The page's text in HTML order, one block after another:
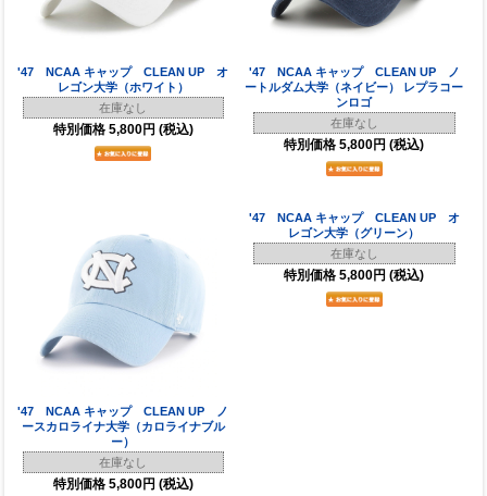
'47 NCAA キャップ CLEAN UP オ
レゴン大学（ホワイト）
在庫なし
特別価格 5,800円 (税込)
'47 NCAA キャップ CLEAN UP ノ
ートルダム大学（ネイビー） レプラコー
ンロゴ
在庫なし
特別価格 5,800円 (税込)
'47 NCAA キャップ CLEAN UP ノ
ースカロライナ大学（カロライナブル
ー）
在庫なし
特別価格 5,800円 (税込)